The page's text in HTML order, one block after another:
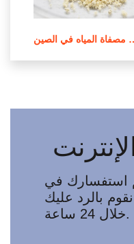
المياه في الصين
استفسارك في
بالرد عليك
خلال 24 ساعة.